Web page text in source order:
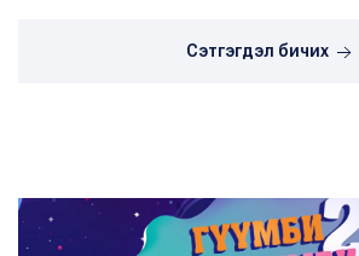
Сэтгэгдэл бичих